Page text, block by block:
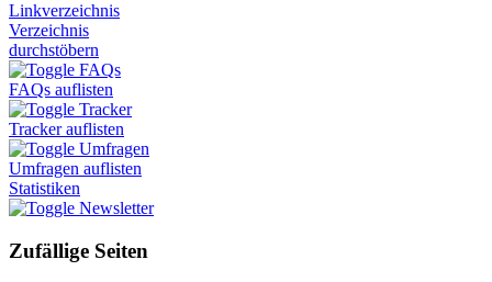
Linkverzeichnis
Verzeichnis
durchstöbern
FAQs
FAQs auflisten
Tracker
Tracker auflisten
Umfragen
Umfragen auflisten
Statistiken
Newsletter
Zufällige Seiten